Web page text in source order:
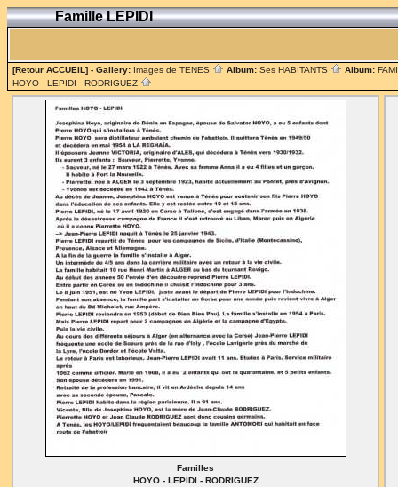
Famille LEPIDI
[Retour ACCUEIL] - Gallery: Images de TENES Album: Ses HABITANTS Album:
HOYO - LEPIDI - RODRIGUEZ
Familles
HOYO - LEPIDI - RODRIGUEZ